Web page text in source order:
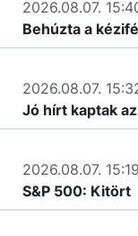
2026.08.07.
Behúzta a
2026.08.07.
Jó hírt kaptak
2026.08.07. 15:19
S&P 500: Kitört